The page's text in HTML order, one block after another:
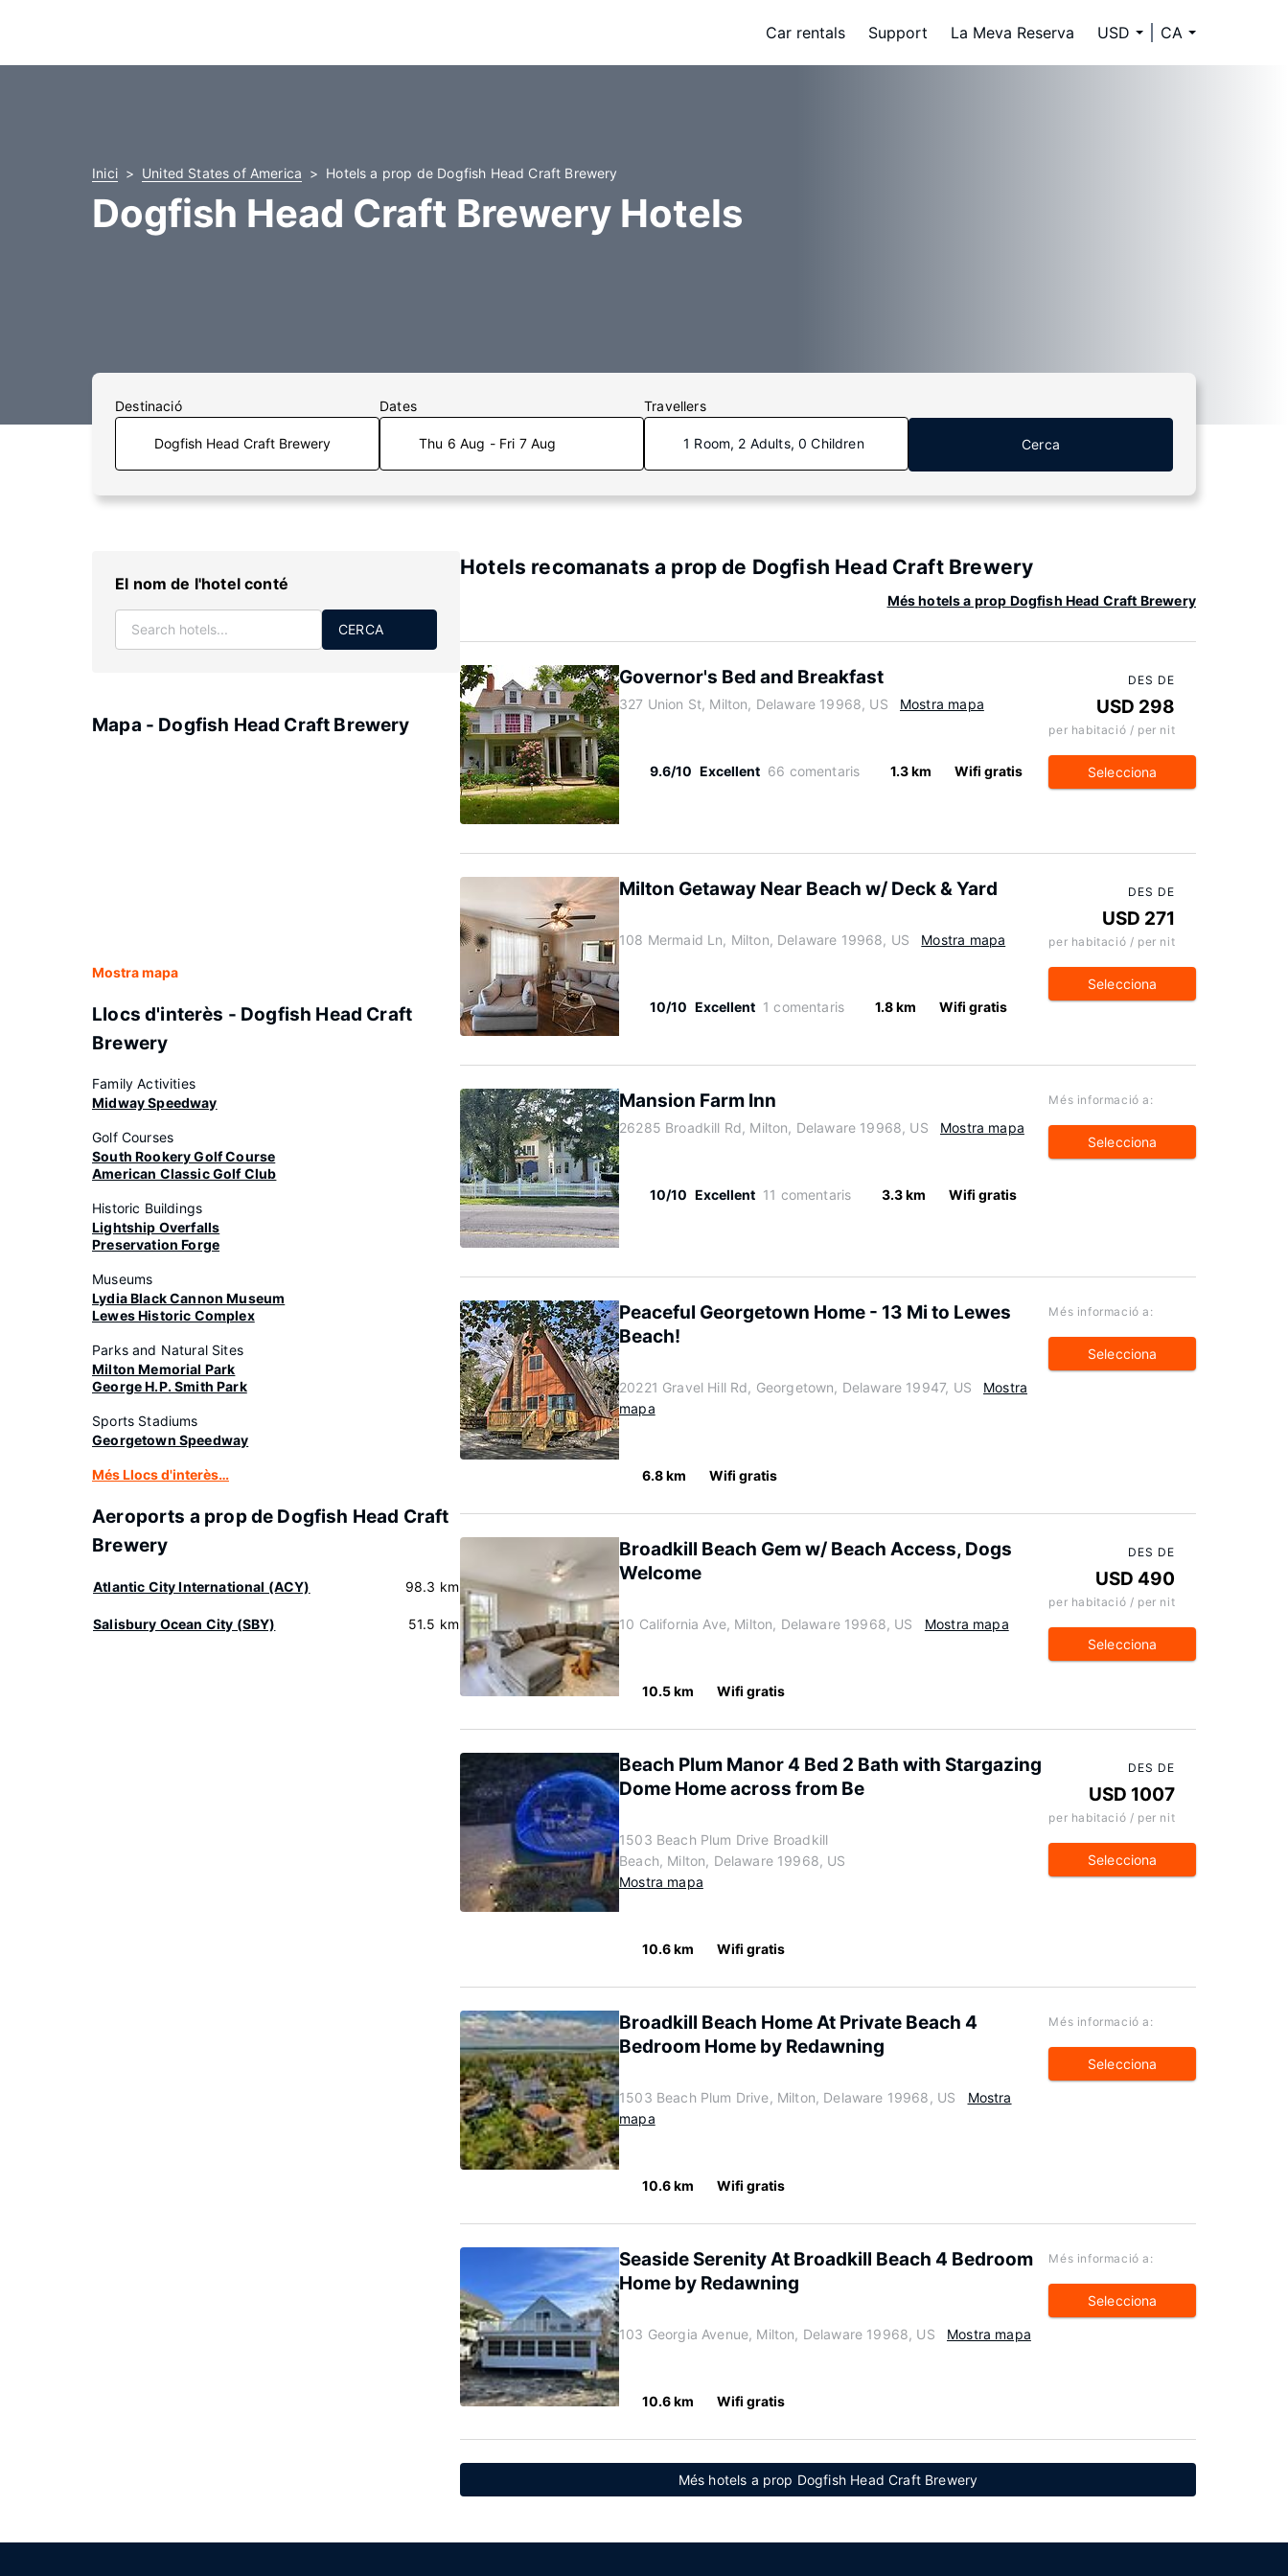
Car rentals Support La Meva Reserva USD CA
Inici United States of America Hotels a prop de Dogfish Head Craft Brewery
Dogfish Head Craft Brewery Hotels
Destinació Dates
Thu 6 Aug - Fri 7 Aug
Travellers
1 Room, 2 Adults, 0 Children Cerca
El nom de l'hotel conté
CERCA
Mapa - Dogfish Head Craft Brewery
Mostra mapa
Llocs d'interès - Dogfish Head Craft
Brewery
Family Activities
Midway Speedway
Golf Courses
South Rookery Golf Course
American Classic Golf Club
Historic Buildings
Lightship Overfalls
Preservation Forge
Museums
Lydia Black Cannon Museum
Lewes Historic Complex
Parks and Natural Sites
Milton Memorial Park
George H.P. Smith Park
Sports Stadiums
Georgetown Speedway
Més Llocs d'interès…
Aeroports a prop de Dogfish Head Craft
Brewery
Atlantic City International (ACY) 98.3 km
Salisbury Ocean City (SBY) 51.5 km
Hotels recomanats a prop de Dogfish Head Craft Brewery
Més hotels a prop Dogfish Head Craft Brewery
Governor's Bed and Breakfast
327 Union St, Milton, Delaware 19968, US Mostra mapa
9.6/10 Excellent 66 comentaris 1.3 km Wifi gratis
DES DE
USD 298
per habitació / per nit
Selecciona
Milton Getaway Near Beach w/ Deck & Yard
108 Mermaid Ln, Milton, Delaware 19968, US Mostra mapa
10/10 Excellent 1 comentaris 1.8 km Wifi gratis
DES DE
USD 271
per habitació / per nit
Selecciona
Mansion Farm Inn
26285 Broadkill Rd, Milton, Delaware 19968, US Mostra mapa
10/10 Excellent 11 comentaris 3.3 km Wifi gratis
Més informació a:
Selecciona
Peaceful Georgetown Home - 13 Mi to Lewes
Beach!
20221 Gravel Hill Rd, Georgetown, Delaware 19947, US
Mostra
mapa
6.8 km Wifi gratis
Més informació a:
Selecciona
Broadkill Beach Gem w/ Beach Access, Dogs
Welcome
10 California Ave, Milton, Delaware 19968, US Mostra mapa
10.5 km Wifi gratis
DES DE
USD 490
per habitació / per nit
Selecciona
Beach Plum Manor 4 Bed 2 Bath with Stargazing
Dome Home across from Be
1503 Beach Plum Drive Broadkill
Beach, Milton, Delaware 19968, US
Mostra mapa
10.6 km Wifi gratis
DES DE
USD 1007
per habitació / per nit
Selecciona
Broadkill Beach Home At Private Beach 4
Bedroom Home by Redawning
1503 Beach Plum Drive, Milton, Delaware 19968, US
Mostra
mapa
10.6 km Wifi gratis
Més informació a:
Selecciona
Seaside Serenity At Broadkill Beach 4 Bedroom
Home by Redawning
103 Georgia Avenue, Milton, Delaware 19968, US Mostra mapa
10.6 km Wifi gratis
Més informació a:
Selecciona
Més hotels a prop Dogfish Head Craft Brewery